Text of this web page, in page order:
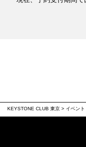
KEYSTONE CLUB 東京 > イベント